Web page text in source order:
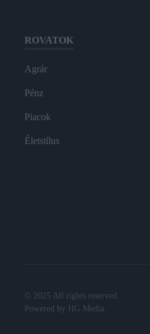
ROVATOK
Agrár
Pénz
Piacok
Életstílus
© 2025 All rights reserved.
Powered by
HG Media